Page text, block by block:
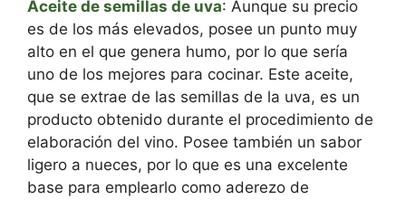
Aceite de semillas de uva: Aunque su precio
es de los más elevados, posee un punto muy
alto en el que genera humo, por lo que sería
uno de los mejores para cocinar. Este aceite,
que se extrae de las semillas de la uva, es un
producto obtenido durante el procedimiento de
elaboración del vino. Posee también un sabor
ligero a nueces, por lo que es una excelente
base para emplearlo como aderezo de